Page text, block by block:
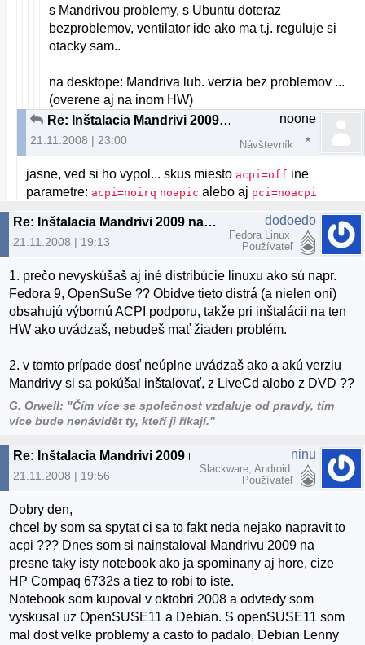
s Mandrivou problemy, s Ubuntu doteraz
bezproblemov, ventilator ide ako ma t.j. reguluje si
otacky sam..
na desktope: Mandriva lub. verzia bez problemov ...
(overene aj na inom HW)
Re: Inštalacia Mandrivi 2009 na notebook
21.11.2008 | 23:00
noone
Návštevník
jasne, ved si ho vypol... skus miesto acpi=off ine
parametre: acpi=noirq noapic alebo aj pci=noacpi
Re: Inštalacia Mandrivi 2009 na notebook
21.11.2008 | 19:13
dodoedo
Fedora Linux
Používateľ
1. prečo nevyskúšaš aj iné distribúcie linuxu ako sú napr.
Fedora 9, OpenSuSe ?? Obidve tieto distrá (a nielen oni)
obsahujú výbornú ACPI podporu, takže pri inštalácii na ten
HW ako uvádzaš, nebudeš mať žiaden problém.
2. v tomto prípade dosť neúplne uvádzaš ako a akú verziu
Mandrivy si sa pokúšal inštalovať, z LiveCd alobo z DVD ??
G. Orwell: "Čím více se společnost vzdaluje od pravdy, tím
více bude nenávidět ty, kteří ji říkají."
21.11.2008 | 19:56
ninu
Slackware, Android
Používateľ
Dobry den,
chcel by som sa spytat ci sa to fakt neda nejako napravit to
acpi ??? Dnes som si nainstaloval Mandrivu 2009 na
presne taky isty notebook ako ja spominany aj hore, cize
HP Compaq 6732s a tiez to robi to iste.
Notebook som kupoval v oktobri 2008 a odvtedy som
vyskusal uz OpenSUSE11 a Debian. S openSUSE11 som
mal dost velke problemy a casto to padalo, Debian Lenny